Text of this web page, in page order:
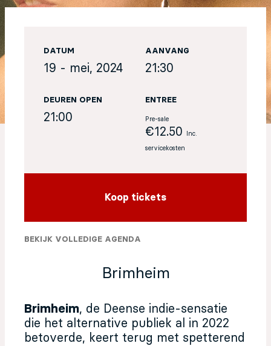
Brimheim
Brimheim, de Deense indie-sensatie
die het alternative publiek al in 2022
betoverde, keert terug met spetterend
DATUM
19 - mei, 2024
AANVANG
21:30
DEUREN OPEN
21:00
ENTREE
Pre-sale
€12.50 Inc.
servicekosten
Koop tickets
BEKIJK VOLLEDIGE AGENDA